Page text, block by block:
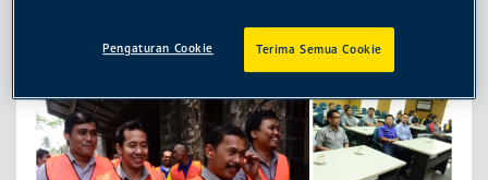
Terima Semua Cookie
Pengaturan Cookie